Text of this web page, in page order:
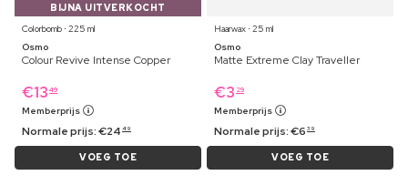
BIJNA UITVERKOCHT
Colorbomb ⋅ 225 ml
Osmo
Colour Revive Intense Copper
€13 49
Memberprijs
Normale prijs:€24 49
VOEG TOE
Haarwax ⋅ 25 ml
Osmo
Matte Extreme Clay Traveller
€3 29
Memberprijs
Normale prijs:€6 39
VOEG TOE